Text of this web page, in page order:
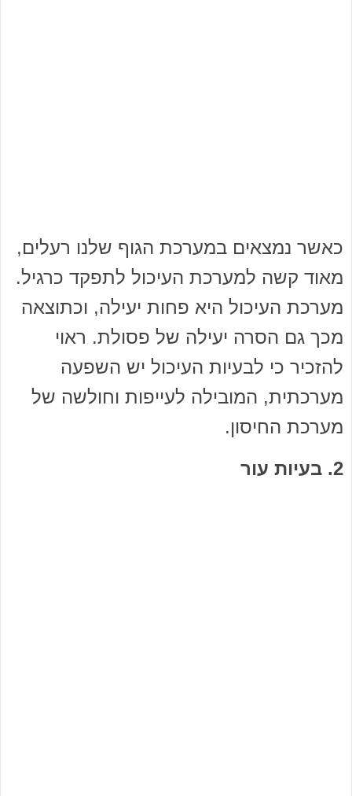
כאשר נמצאים במערכת הגוף שלנו רעלים,
מאוד קשה למערכת העיכול לתפקד כרגיל.
מערכת העיכול היא פחות יעילה, וכתוצאה
מכך גם הסרה יעילה של פסולת. ראוי
להזכיר כי לבעיות העיכול יש השפעה
מערכתית, המובילה לעייפות וחולשה של
מערכת החיסון.
2. בעיות עור